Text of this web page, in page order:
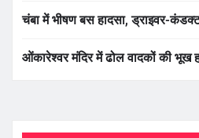
चंबा में भीषण बस हादसा, ड्राइवर-
ओंकारेश्वर मंदिर में ढोल वादकों की भूख